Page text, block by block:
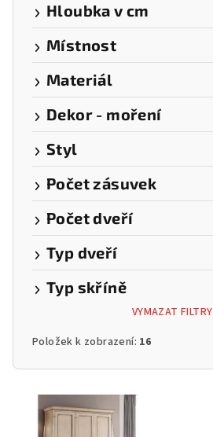
Hloubka v cm
Místnost
Materiál
Dekor - moření
Styl
Počet zásuvek
Počet dveří
Typ dveří
Typ skříně
VYMAZAT FILTRY
Položek k zobrazení: 16